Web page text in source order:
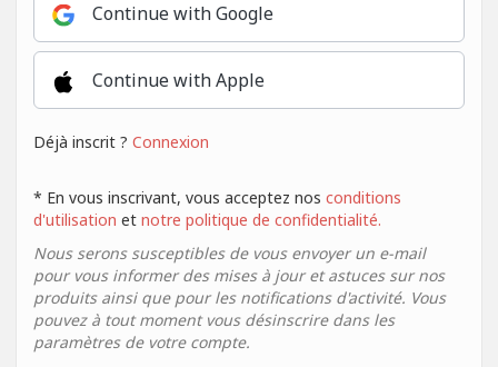
Continue with Google
Continue with Apple
Déjà inscrit ? Connexion
* En vous inscrivant, vous acceptez nos conditions
d'utilisation et notre politique de confidentialité.
Nous serons susceptibles de vous envoyer un e-mail
pour vous informer des mises à jour et astuces sur nos
produits ainsi que pour les notifications d'activité. Vous
pouvez à tout moment vous désinscrire dans les
paramètres de votre compte.